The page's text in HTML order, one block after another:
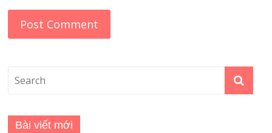
Bài viết mới